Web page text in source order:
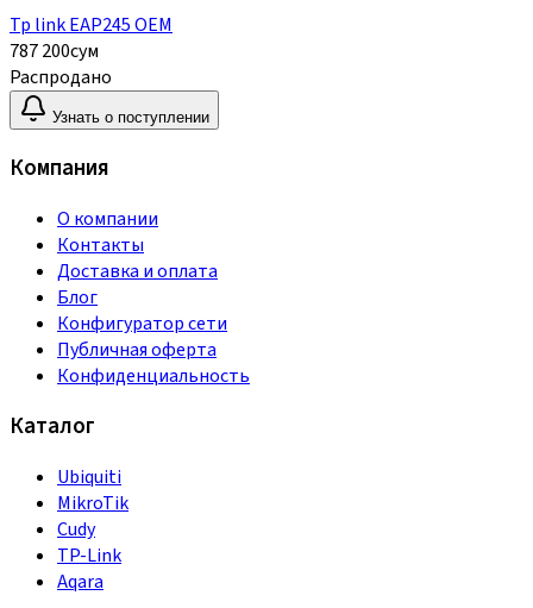
Tp link EAP245 OEM
787 200сум
Распродано
Узнать о поступлении
Компания
О компании
Контакты
Доставка и оплата
Блог
Конфигуратор сети
Публичная оферта
Конфиденциальность
Каталог
Ubiquiti
MikroTik
Cudy
TP-Link
Aqara